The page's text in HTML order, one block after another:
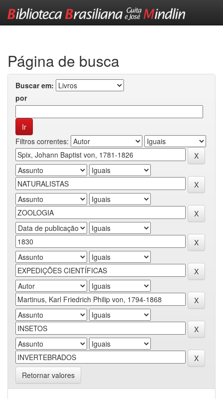
Página de busca
Buscar em:
por
Filtros correntes:
Retornar valores